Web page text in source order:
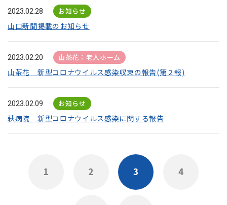
2023.02.28 お知らせ
山口新聞掲載のお知らせ
2023.02.20 山茶花：老人ホーム
山茶花 新型コロナウイルス感染収束の報告(第２報)
2023.02.09 お知らせ
萩病院 新型コロナウイルス感染に関する報告
1 2 3 4